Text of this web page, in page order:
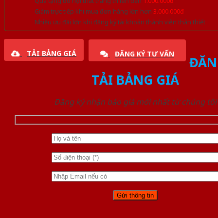
Giảm trực tiếp khi mua đơn hàng lớn hơn 3.000.000đ
Nhiều ưu đãi lớn khi đăng ký tài khoản thành viên thân thiết
TẢI BẢNG GIÁ ĐĂNG KÝ TƯ VẤN
TẢI BẢNG GIÁ
Đăng ký nhận báo giá mới nhất từ chúng tôi